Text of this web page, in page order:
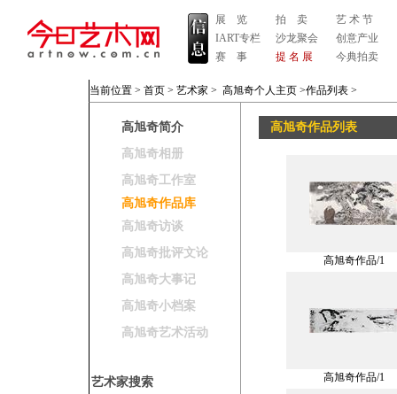
展 览
IART专栏
赛 事
拍 卖
沙龙聚会
提 名 展
艺 术 节
创意产业
今典拍卖
当前位置 > 首页 > 艺术家 > 高旭奇个人主页 >作品列表 >
高旭奇简介
高旭奇相册
高旭奇工作室
高旭奇作品库
高旭奇访谈
高旭奇批评文论
高旭奇大事记
高旭奇小档案
高旭奇艺术活动
艺术家搜索
高旭奇作品列表
高旭奇作品/1
高旭奇作品/1